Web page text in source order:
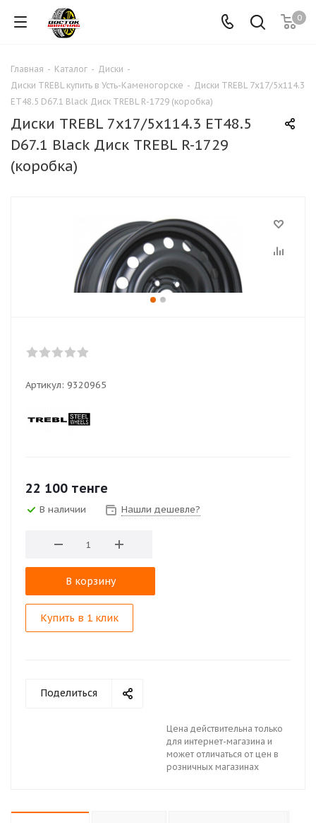
0
Главная - Каталог - Диски -
Диски TREBL купить в Усть-Каменогорске - Диски TREBL 7x17/5x114.3
ET48.5 D67.1 Black Диск TREBL R-1729 (коробка)
Диски TREBL 7x17/5x114.3 ET48.5
D67.1 Black Диск TREBL R-1729
(коробка)
Артикул: 9320965
22 100 тенге
В наличии Нашли дешевле?
В корзину
Купить в 1 клик
Поделиться
Цена действительна только
для интернет-магазина и
может отличаться от цен в
розничных магазинах